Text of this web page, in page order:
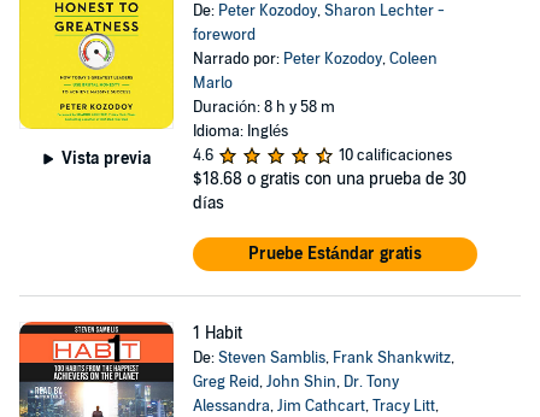
Vista previa
De: Peter Kozodoy,Sharon Lechter -
foreword
Narrado por: Peter Kozodoy,Coleen
Marlo
Duración: 8 h y 58 m
Idioma: Inglés
4.6
10 calificaciones
$18.68 o gratis con una prueba de 30
días
Pruebe Estándar gratis
1 Habit
De:Steven Samblis, Frank Shankwitz,
Greg Reid,John Shin, Dr. Tony
Alessandra,Jim Cathcart,Tracy Litt,